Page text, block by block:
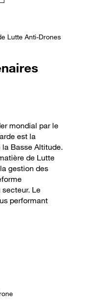
mondial par le
est la
Basse Altitude.
de Lutte
gestion des
secteur. Le
performant